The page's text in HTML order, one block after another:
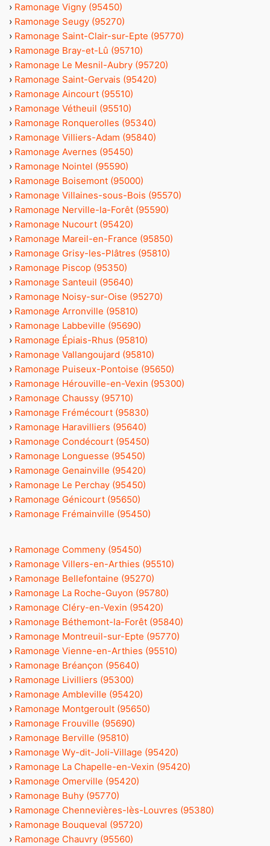
› Ramonage Vigny (95450)
› Ramonage Seugy (95270)
› Ramonage Saint-Clair-sur-Epte (95770)
› Ramonage Bray-et-Lû (95710)
› Ramonage Le Mesnil-Aubry (95720)
› Ramonage Saint-Gervais (95420)
› Ramonage Aincourt (95510)
› Ramonage Vétheuil (95510)
› Ramonage Ronquerolles (95340)
› Ramonage Villiers-Adam (95840)
› Ramonage Avernes (95450)
› Ramonage Nointel (95590)
› Ramonage Boisemont (95000)
› Ramonage Villaines-sous-Bois (95570)
› Ramonage Nerville-la-Forêt (95590)
› Ramonage Nucourt (95420)
› Ramonage Mareil-en-France (95850)
› Ramonage Grisy-les-Plâtres (95810)
› Ramonage Piscop (95350)
› Ramonage Santeuil (95640)
› Ramonage Noisy-sur-Oise (95270)
› Ramonage Arronville (95810)
› Ramonage Labbeville (95690)
› Ramonage Épiais-Rhus (95810)
› Ramonage Vallangoujard (95810)
› Ramonage Puiseux-Pontoise (95650)
› Ramonage Hérouville-en-Vexin (95300)
› Ramonage Chaussy (95710)
› Ramonage Frémécourt (95830)
› Ramonage Haravilliers (95640)
› Ramonage Condécourt (95450)
› Ramonage Longuesse (95450)
› Ramonage Genainville (95420)
› Ramonage Le Perchay (95450)
› Ramonage Génicourt (95650)
› Ramonage Frémainville (95450)
› Ramonage Commeny (95450)
› Ramonage Villers-en-Arthies (95510)
› Ramonage Bellefontaine (95270)
› Ramonage La Roche-Guyon (95780)
› Ramonage Cléry-en-Vexin (95420)
› Ramonage Béthemont-la-Forêt (95840)
› Ramonage Montreuil-sur-Epte (95770)
› Ramonage Vienne-en-Arthies (95510)
› Ramonage Bréançon (95640)
› Ramonage Livilliers (95300)
› Ramonage Ambleville (95420)
› Ramonage Montgeroult (95650)
› Ramonage Frouville (95690)
› Ramonage Berville (95810)
› Ramonage Wy-dit-Joli-Village (95420)
› Ramonage La Chapelle-en-Vexin (95420)
› Ramonage Omerville (95420)
› Ramonage Buhy (95770)
› Ramonage Chennevières-lès-Louvres (95380)
› Ramonage Bouqueval (95720)
› Ramonage Chauvry (95560)